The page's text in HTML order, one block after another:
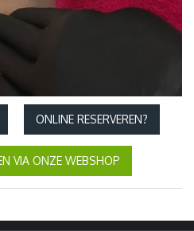
ONLINE RESERVEREN?
VIA ONZE WEBSHOP